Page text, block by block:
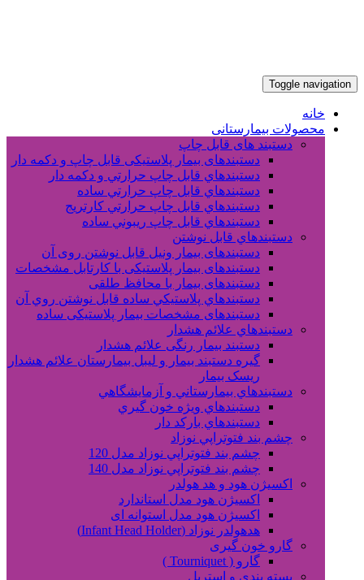
Toggle navigation
خانه
محصولات بیمارستانی
دستبند های قابل چاپ
دستبندهای بیمار پلاستیکی قابل چاپ و دکمه دار
دستبندهاي قابل چاپ حرارتي و دکمه دار
دستبندهاي قابل چاپ حرارتي ساده
دستبندهاي قابل چاپ حرارتي کارتريج
دستبندهاي قابل چاپ ريبوني ساده
دستبندهاي قابل نوشتن
دستبندهای بیمار ونیل قابل نوشتن روی آن
دستبندهای بیمار پلاستیکی با کارتابل مشخصات
دستبندهای بیمار با محافظ طلقی
دستبندهاي پلاستيکي ساده قابل نوشتن روي آن
دستبندهای مشخصات بیمار پلاستیکی ساده
دستبندهاي علائم هشدار
دستبند بیمار رنگی علائم هشدار
گیره دستبند بیمار و لیبل بیمارستان علائم هشدار
ریسک بیمار
دستبندهاي بيمارستاني و آزمايشگاهي
دستبندهاي ويژه خون گيري
دستبندهاي بارکد دار
چشم بند فتوتراپي نوزاد
چشم بند فتوتراپي نوزاد مدل 120
چشم بند فتوتراپي نوزاد مدل 140
اکسیژن هود و هد هولدر
اکسیژن هود مدل استاندارد
اکسیژن هود مدل استوانه ای
هدهولدر نوزاد (Infant Head Holder)
گارو خون گیری
گارو ( Tourniquet )
بسته بندی و استریل